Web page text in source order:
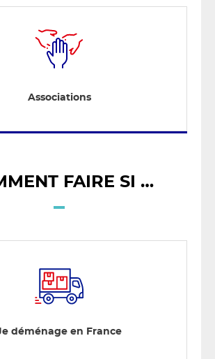
Associations
FAIRE SI …
déménage en France